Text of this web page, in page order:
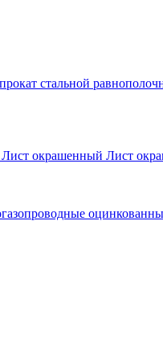
стальной
Лист окрашенный Лист